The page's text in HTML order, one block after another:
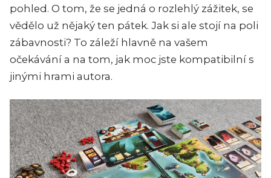
pohled. O tom, že se jedná o rozlehlý zážitek, se
vědělo už nějaký ten pátek. Jak si ale stojí na poli
zábavnosti? To záleží hlavně na vašem
očekávání a na tom, jak moc jste kompatibilní s
jinými hrami autora.